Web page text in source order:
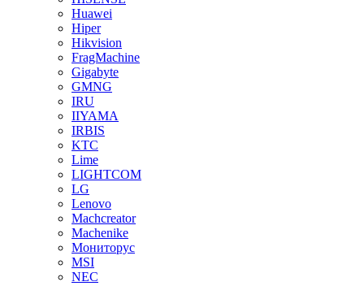
Huawei
Hiper
Hikvision
FragMachine
Gigabyte
GMNG
IRU
IIYAMA
IRBIS
KTC
Lime
LIGHTCOM
LG
Lenovo
Machcreator
Machenike
Мониторус
MSI
NEC